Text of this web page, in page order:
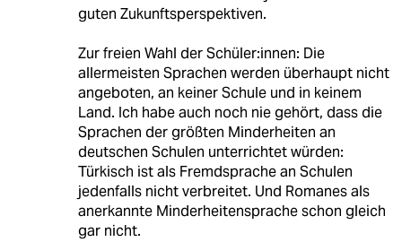
guten Zukunftsperspektiven.
Zur freien Wahl der Schüler:innen: Die
allermeisten Sprachen werden überhaupt nicht
angeboten, an keiner Schule und in keinem
Land. Ich habe auch noch nie gehört, dass die
Sprachen der größten Minderheiten an
deutschen Schulen unterrichtet würden:
Türkisch ist als Fremdsprache an Schulen
jedenfalls nicht verbreitet. Und Romanes als
anerkannte Minderheitensprache schon gleich
gar nicht.